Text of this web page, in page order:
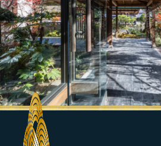
バレルサウナ